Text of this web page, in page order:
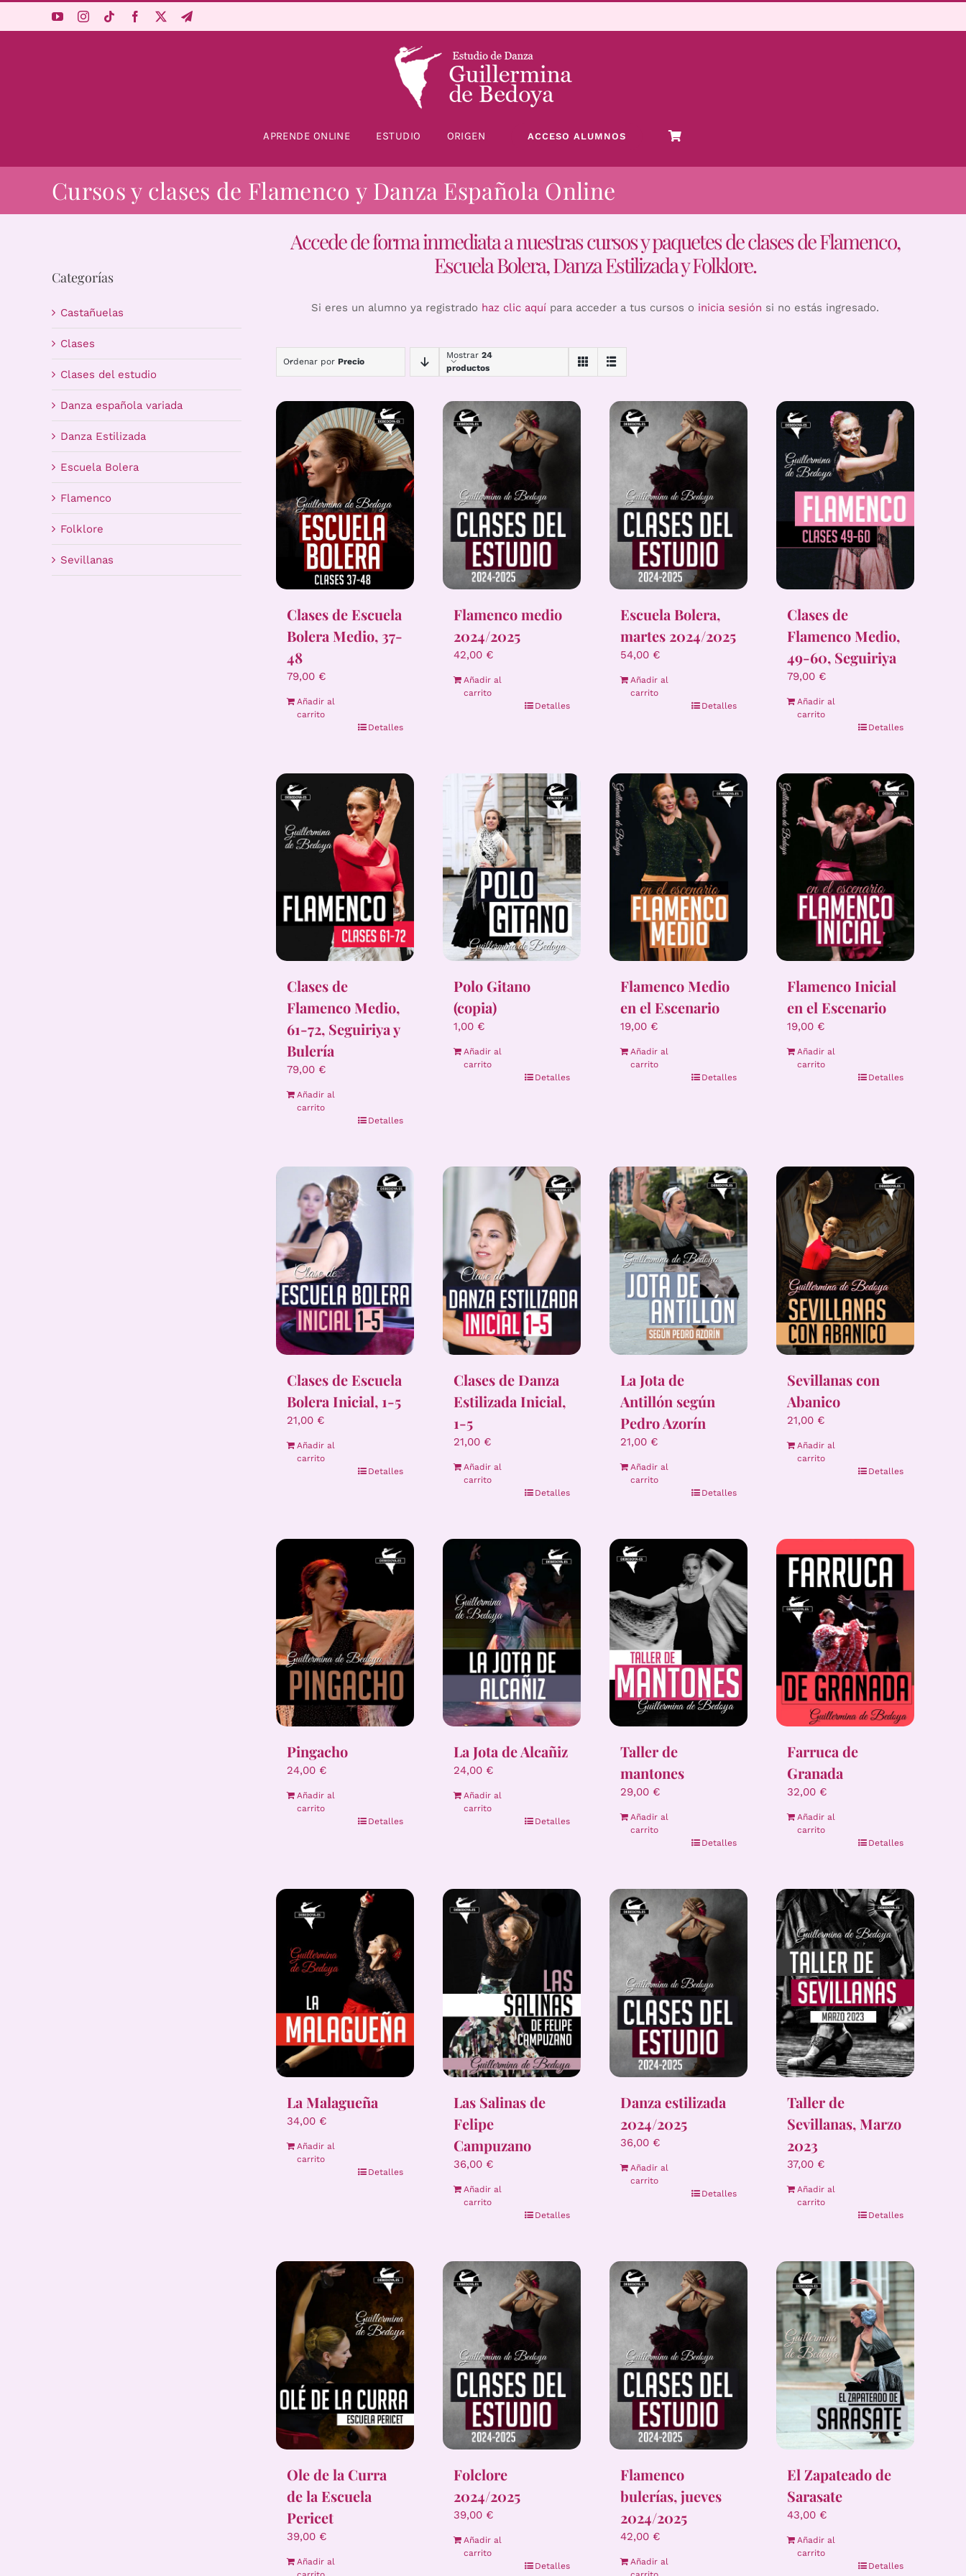
APRENDE ONLINE ESTUDIO ORIGEN ACCESO ALUMNOS
Cursos y clases de Flamenco y Danza Española Online
Categorías
Castañuelas
Clases
Clases del estudio
Danza española variada
Danza Estilizada
Escuela Bolera
Flamenco
Folklore
Sevillanas
Accede de forma inmediata a nuestras cursos y paquetes de clases de Flamenco,
Escuela Bolera, Danza Estilizada y Folklore.
Si eres un alumno ya registrado haz clic aquí para acceder a tus cursos o inicia sesión si no estás ingresado.
Ordenar por Precio
Mostrar 24
productos
Clases de Escuela
Bolera Medio, 37-
48
79,00 €
Añadir al
carrito
Detalles
Flamenco medio
2024/2025
42,00 €
Añadir al
carrito
Detalles
Escuela Bolera,
martes 2024/2025
54,00 €
Añadir al
carrito
Detalles
Clases de
Flamenco Medio,
49-60, Seguiriya
79,00 €
Añadir al
carrito
Detalles
Clases de
Flamenco Medio,
61-72, Seguiriya y
Bulería
79,00 €
Añadir al
carrito
Detalles
Polo Gitano
(copia)
1,00 €
Añadir al
carrito
Detalles
Flamenco Medio
en el Escenario
19,00 €
Añadir al
carrito
Detalles
Flamenco Inicial
en el Escenario
19,00 €
Añadir al
carrito
Detalles
Clases de Escuela
Bolera Inicial, 1-5
21,00 €
Añadir al
carrito
Detalles
Clases de Danza
Estilizada Inicial,
1-5
21,00 €
Añadir al
carrito
Detalles
La Jota de
Antillón según
Pedro Azorín
21,00 €
Añadir al
carrito
Detalles
Sevillanas con
Abanico
21,00 €
Añadir al
carrito
Detalles
Pingacho
24,00 €
Añadir al
carrito
Detalles
La Jota de Alcañiz
24,00 €
Añadir al
carrito
Detalles
Taller de
mantones
29,00 €
Añadir al
carrito
Detalles
Farruca de
Granada
32,00 €
Añadir al
carrito
Detalles
La Malagueña
34,00 €
Añadir al
carrito
Detalles
Las Salinas de
Felipe
Campuzano
36,00 €
Añadir al
carrito
Detalles
Danza estilizada
2024/2025
36,00 €
Añadir al
carrito
Detalles
Taller de
Sevillanas, Marzo
2023
37,00 €
Añadir al
carrito
Detalles
Ole de la Curra
de la Escuela
Pericet
39,00 €
Añadir al
Folclore
2024/2025
39,00 €
Añadir al
carrito
Detalles
Flamenco
bulerías, jueves
2024/2025
42,00 €
Añadir al
El Zapateado de
Sarasate
43,00 €
Añadir al
carrito
Detalles